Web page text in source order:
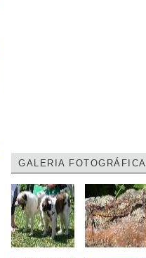
GALERIA FOTOGRÁFICA